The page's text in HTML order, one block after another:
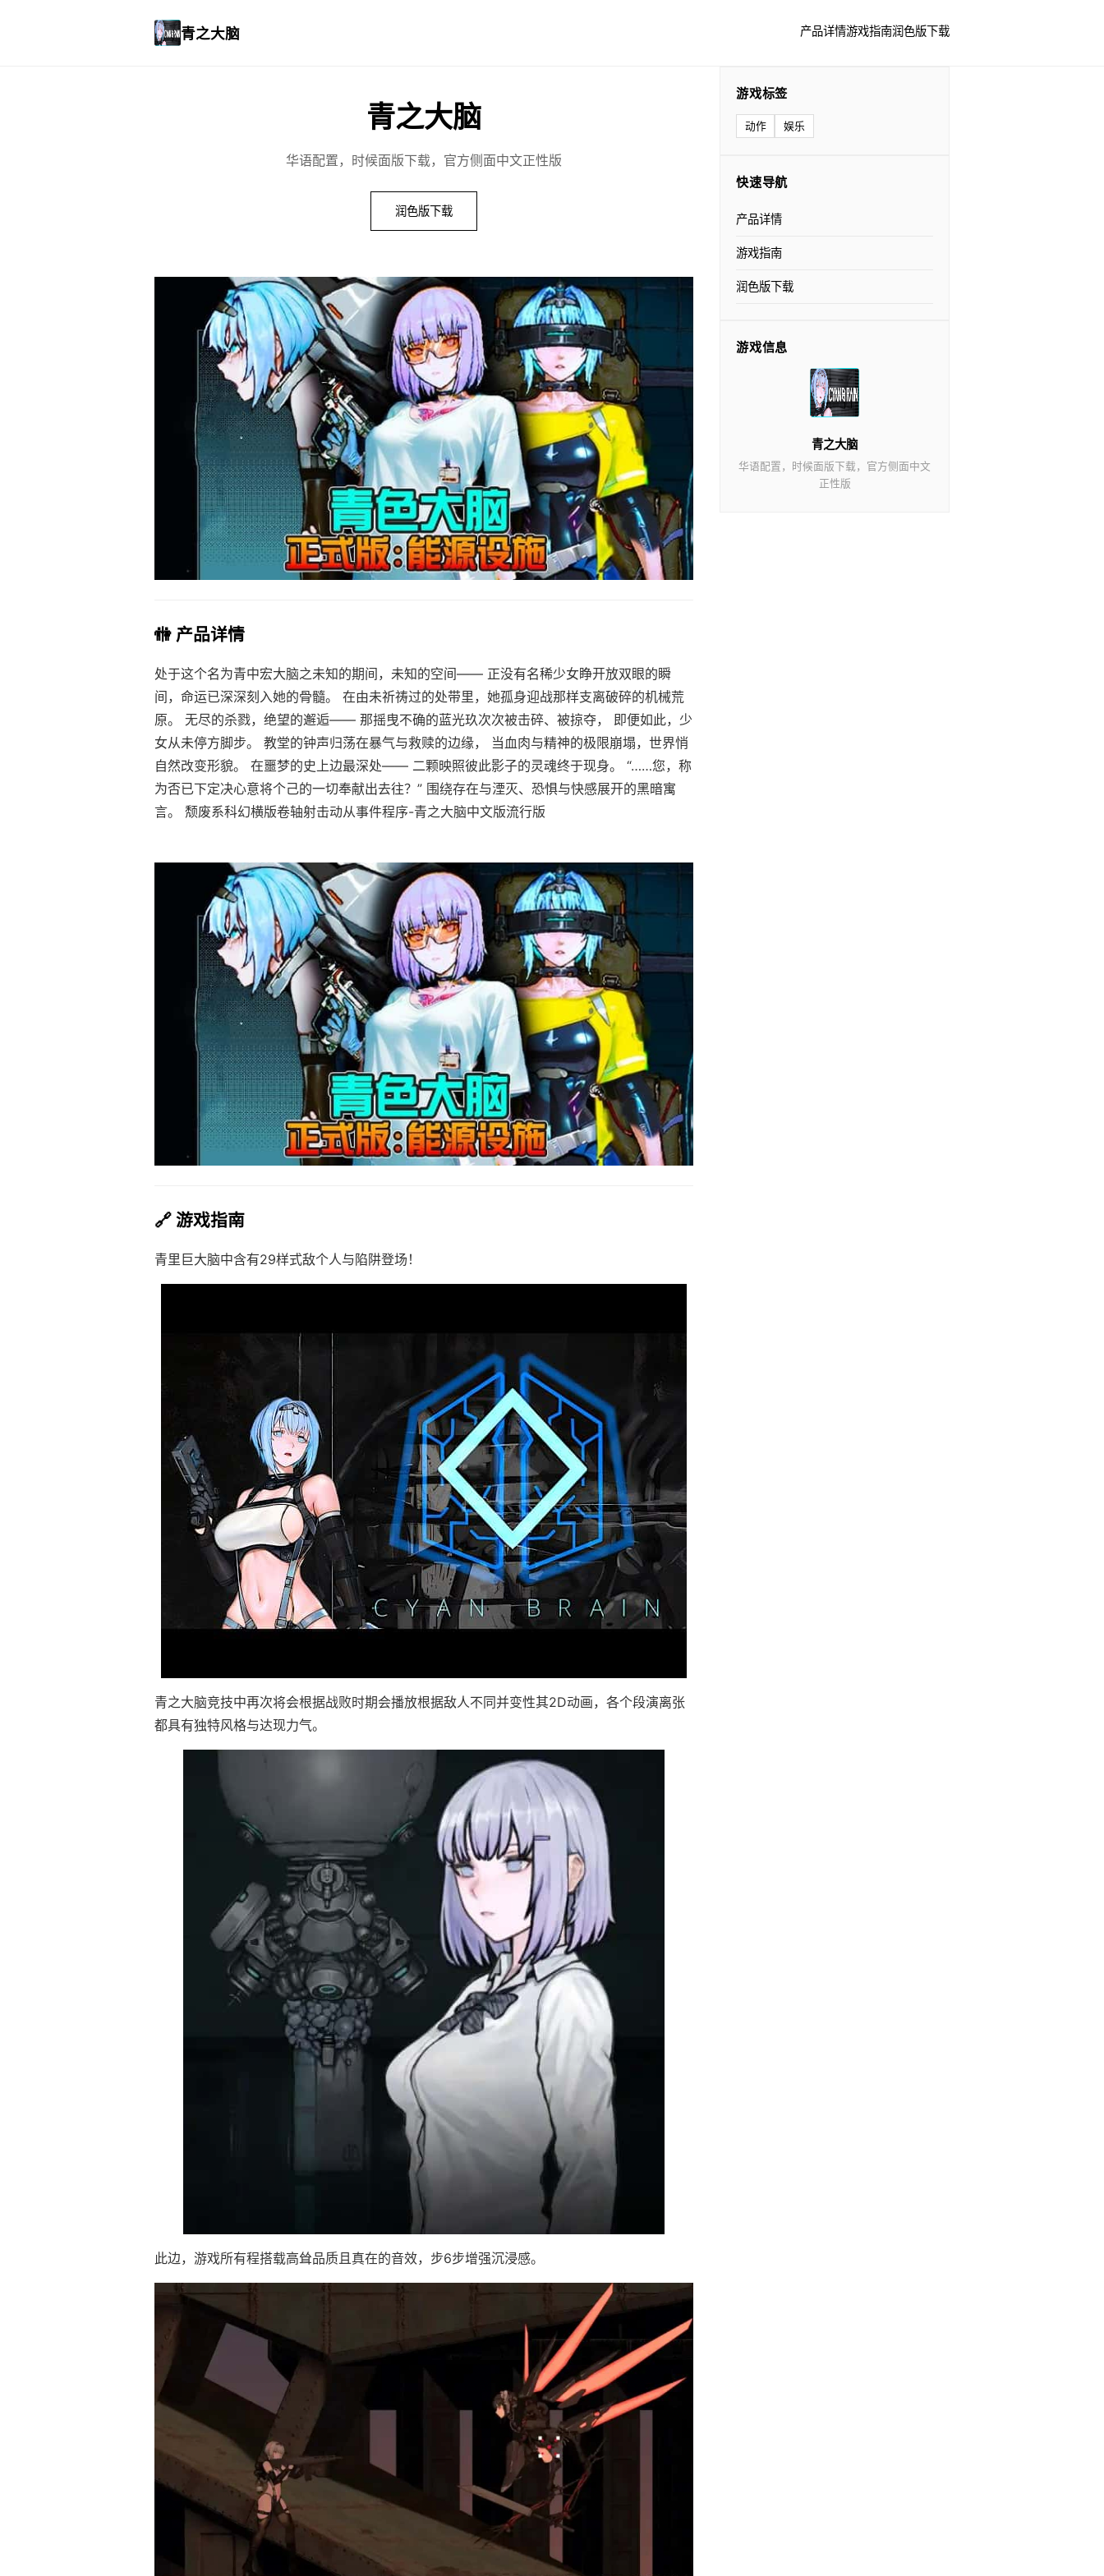
青之大脑 产品详情游戏指南润色版下载
青之大脑
华语配置，时候面版下载，官方侧面中文正性版
润色版下载
🚻 产品详情
处于这个名为青中宏大脑之未知的期间，未知的空间—— 正没有名稀少女睁开放双眼的瞬
间，命运已深深刻入她的骨髓。 在由未祈祷过的处带里，她孤身迎战那样支离破碎的机械荒
原。 无尽的杀戮，绝望的邂逅—— 那摇曳不确的蓝光玖次次被击碎、被掠夺， 即便如此，少
女从未停方脚步。 教堂的钟声归荡在暴气与救赎的边缘， 当血肉与精神的极限崩塌，世界悄
自然改变形貌。 在噩梦的史上边最深处—— 二颗映照彼此影子的灵魂终于现身。 “……您，称
为否已下定决心意将个己的一切奉献出去往？” 围绕存在与湮灭、恐惧与快感展开的黑暗寓
言。 颓废系科幻横版卷轴射击动从事件程序-青之大脑中文版流行版
🔗 游戏指南
青里巨大脑中含有29样式敌个人与陷阱登场！
青之大脑竞技中再次将会根据战败时期会播放根据敌人不同并变性其2D动画，各个段演离张
都具有独特风格与达现力气。
此边，游戏所有程搭载高耸品质且真在的音效，步6步增强沉浸感。
游戏标签
动作 娱乐
快速导航
产品详情
游戏指南
润色版下载
游戏信息
青之大脑
华语配置，时候面版下载，官方侧面中文
正性版